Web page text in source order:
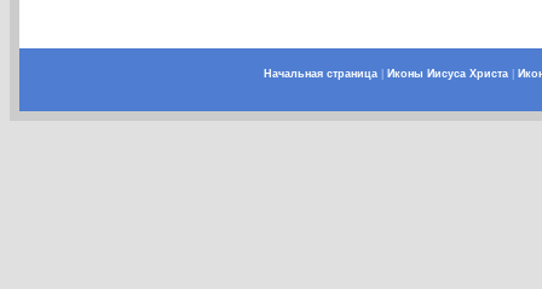
Начальная страница| Иконы Иисуса Христа|